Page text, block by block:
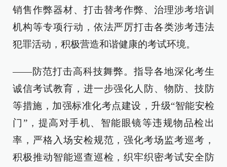
销售作弊器材、打击替考作弊、治理涉考培训
机构等专项行动，依法严厉打击各类涉考违法
犯罪活动，积极营造和谐健康的考试环境。
——防范打击高科技舞弊。指导各地深化考生
诚信考试教育，进一步强化人防、物防、技防
等措施，加强标准化考点建设，升级“智能安检
门”，提高对手机、智能眼镜等违规物品检出
率，严格入场安检规范，强化考场监考巡考，
积极推动智能巡查巡检，织牢织密考试安全防